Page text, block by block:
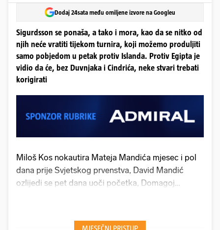
Dodaj 24sata među omiljene izvore na Googleu
Sigurdsson se ponaša, a tako i mora, kao da se nitko od
njih neće vratiti tijekom turnira, koji možemo produljiti
samo pobjedom u petak protiv Islanda. Protiv Egipta je
vidio da će, bez Duvnjaka i Cindrića, neke stvari trebati
korigirati
Miloš Kos nokautira Mateja Mandića mjesec i pol
dana prije Svjetskog prvenstva, David Mandić
ozlijedi se pet dana uoči početka, Domagoj